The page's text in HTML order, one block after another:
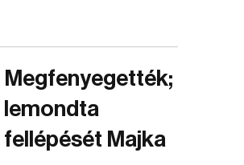
Megfenyegették;
lemondta
fellépését Majka